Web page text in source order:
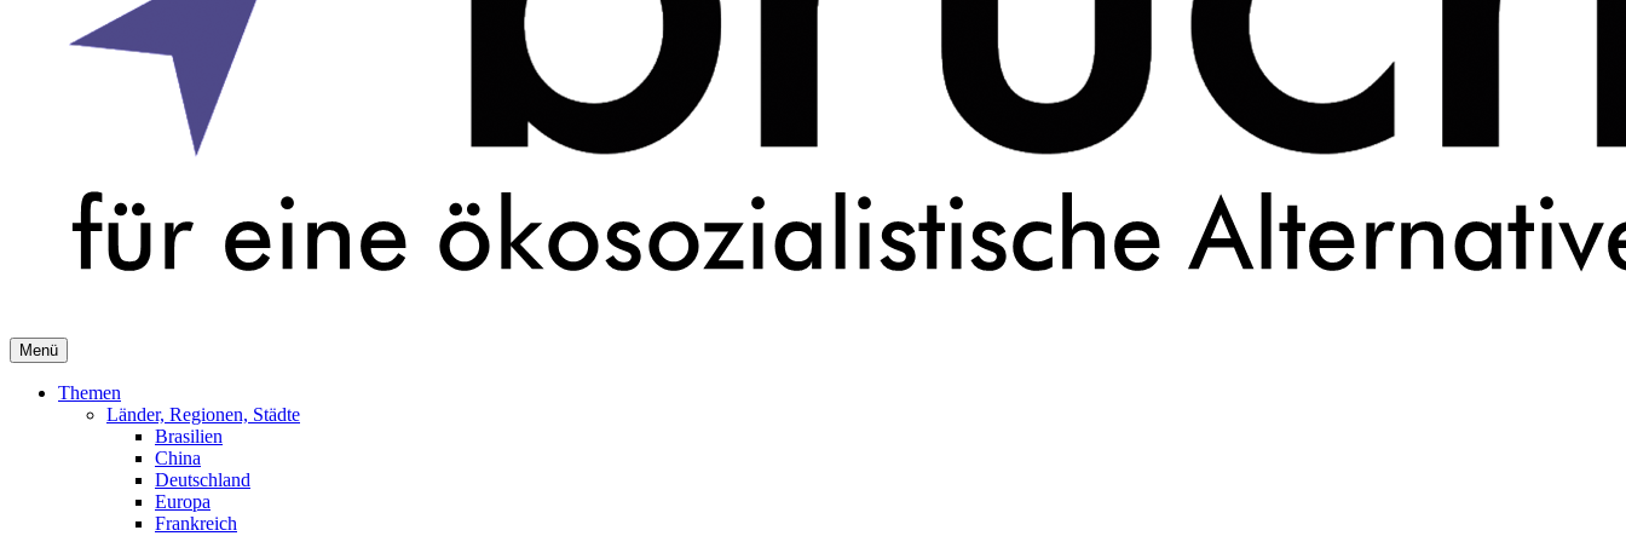
Menü
Themen
Länder, Regionen, Städte
Brasilien
China
Deutschland
Europa
Frankreich